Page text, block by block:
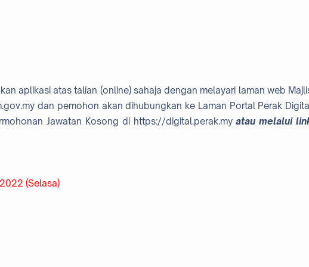
aplikasi atas talian (online) sahaja dengan melayari laman web
dan pemohon akan dihubungkan ke Laman Portal Perak
Jawatan Kosong di https://digital.perak.myatau melalui
(Selasa)